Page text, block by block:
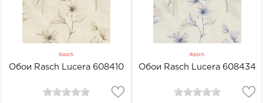
Rasch
Обои Rasch Lucera 608410
Rasch
Обои Rasch Lucera 608434